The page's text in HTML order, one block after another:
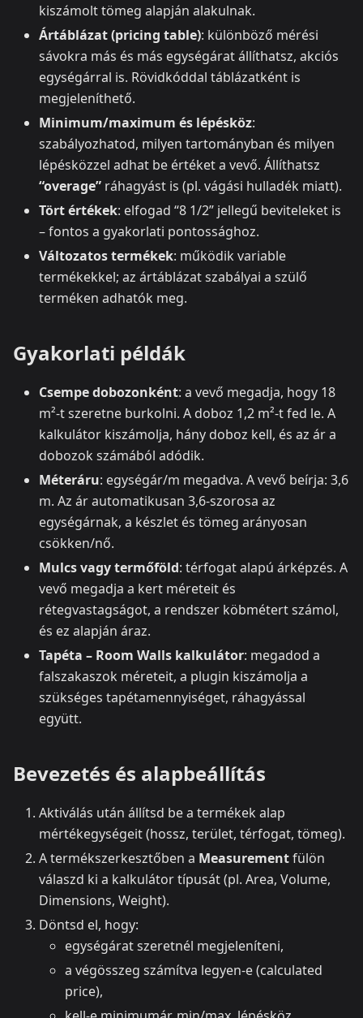
kiszámolt tömeg alapján alakulnak.
Ártáblázat (pricing table): különböző mérési
sávokra más és más egységárat állíthatsz, akciós
egységárral is. Rövidkóddal táblázatként is
megjeleníthető.
Minimum/maximum és lépésköz:
szabályozhatod, milyen tartományban és milyen
lépésközzel adhat be értéket a vevő. Állíthatsz
“overage” ráhagyást is (pl. vágási hulladék miatt).
Tört értékek: elfogad “8 1/2” jellegű beviteleket is
– fontos a gyakorlati pontossághoz.
Változatos termékek: működik variable
termékekkel; az ártáblázat szabályai a szülő
terméken adhatók meg.
Gyakorlati példák
Csempe dobozonként: a vevő megadja, hogy 18
m²-t szeretne burkolni. A doboz 1,2 m²-t fed le. A
kalkulátor kiszámolja, hány doboz kell, és az ár a
dobozok számából adódik.
Méteráru: egységár/m megadva. A vevő beírja: 3,6
m. Az ár automatikusan 3,6-szorosa az
egységárnak, a készlet és tömeg arányosan
csökken/nő.
Mulcs vagy termőföld: térfogat alapú árképzés. A
vevő megadja a kert méreteit és
rétegvastagságot, a rendszer köbmétert számol,
és ez alapján áraz.
Tapéta – Room Walls kalkulátor: megadod a
falszakaszok méreteit, a plugin kiszámolja a
szükséges tapétamennyiséget, ráhagyással
együtt.
Bevezetés és alapbeállítás
Aktiválás után állítsd be a termékek alap
mértékegységeit (hossz, terület, térfogat, tömeg).
A termékszerkesztőben a Measurementfülön
válaszd ki a kalkulátor típusát (pl. Area, Volume,
Dimensions, Weight).
Döntsd el, hogy:
egységárat szeretnél megjeleníteni,
a végösszeg számítva legyen-e (calculated
price),